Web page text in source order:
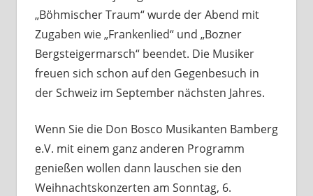
„Böhmischer Traum“ wurde der Abend mit
Zugaben wie „Frankenlied“ und „Bozner
Bergsteigermarsch“ beendet. Die Musiker
freuen sich schon auf den Gegenbesuch in
der Schweiz im September nächsten Jahres.
Wenn Sie die Don Bosco Musikanten Bamberg
e.V. mit einem ganz anderen Programm
genießen wollen dann lauschen sie den
Weihnachtskonzerten am Sonntag, 6.